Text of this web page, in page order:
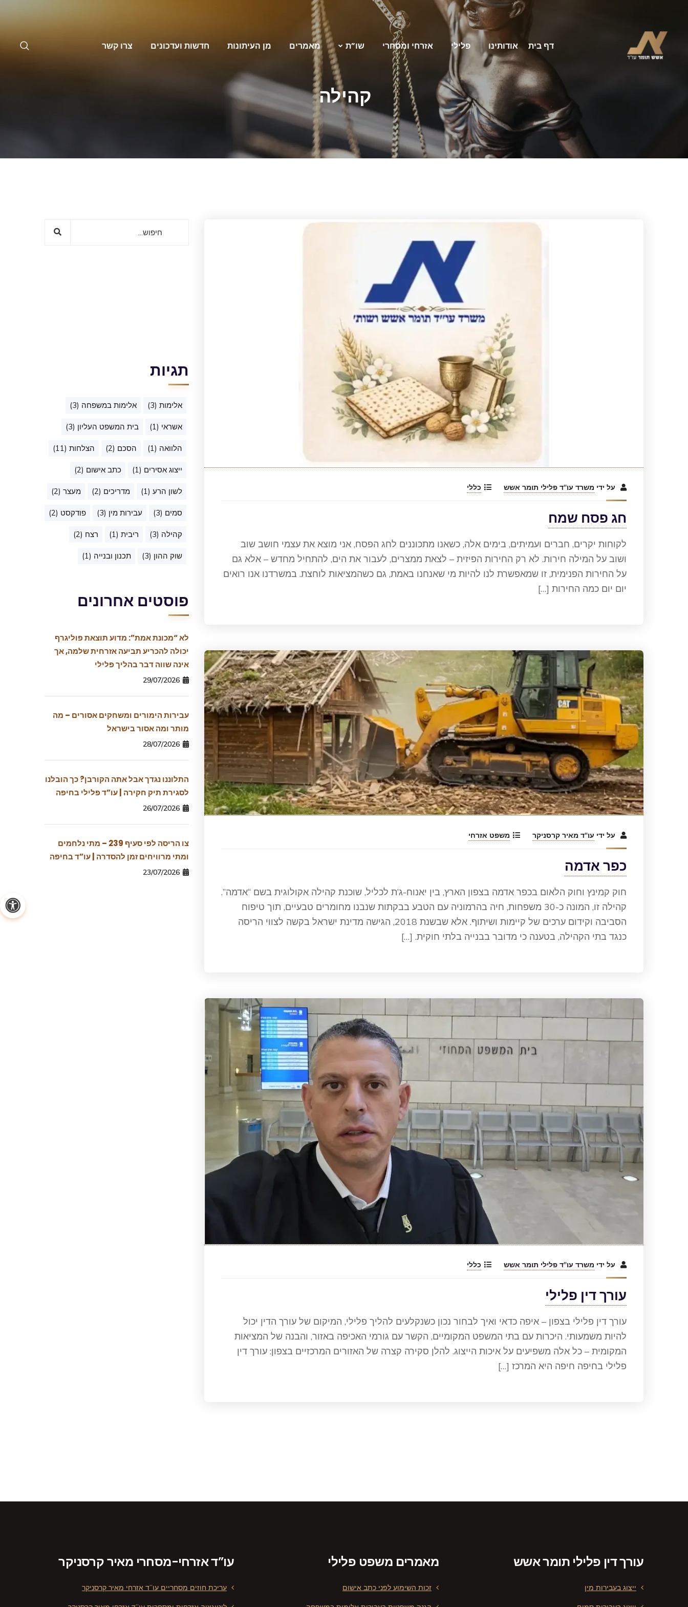
דף בית אודותינו פלילי אזרחי ומסחרי שו”ת מאמרים מן העיתונות חדשות ועדכונים צרו קשר
קהילה
על ידי משרד עו"ד פלילי תומר אשש כללי
חג פסח שמח
לקוחות יקרים, חברים ועמיתים, בימים אלה, כשאנו מתכוננים לחג הפסח, אני מוצא את עצמי חושב שוב
ושוב על המילה חירות. לא רק החירות הפיזית – לצאת ממצרים, לעבור את הים, להתחיל מחדש – אלא גם
על החירות הפנימית, זו שמאפשרת לנו להיות מי שאנחנו באמת, גם כשהמציאות לוחצת. במשרדנו אנו רואים
יום יום כמה החירות […]
על ידי עו"ד מאיר קרסניקר משפט אזרחי
כפר אדמה
חוק קמינץ וחוק הלאום בכפר אדמה בצפון הארץ, בין יאנוח-ג’ת לכליל, שוכנת קהילה אקולוגית בשם “אדמה”.
קהילה זו, המונה כ-30 משפחות, חיה בהרמוניה עם הטבע בבקתות שנבנו מחומרים טבעיים, תוך טיפוח
הסביבה וקידום ערכים של קיימות ושיתוף. אלא שבשנת 2018, הגישה מדינת ישראל בקשה לצווי הריסה
כנגד בתי הקהילה, בטענה כי מדובר בבנייה בלתי חוקית. […]
על ידי משרד עו"ד פלילי תומר אשש כללי
עורך דין פלילי
עורך דין פלילי בצפון – איפה כדאי ואיך לבחור נכון כשנקלעים להליך פלילי, המיקום של עורך הדין יכול
להיות משמעותי. היכרות עם בתי המשפט המקומיים, הקשר עם גורמי האכיפה באזור, והבנה של המציאות
המקומית – כל אלה משפיעים על איכות הייצוג. להלן סקירה קצרה של האזורים המרכזיים בצפון: עורך דין
פלילי בחיפה חיפה היא המרכז […]
תגיות
אלימות (3) אלימות במשפחה (3)
אשראי (1) בית המשפט העליון (3)
הלוואה (1) הסכם (2) הצלחות (11)
ייצוג אסירים (1) כתב אישום (2)
לשון הרע (1) מדריכים (2) מעצר (2)
סמים (3) עבירות מין (3) פודקסט (2)
קהילה (3) ריבית (1) רצח (2)
שוק ההון (3) תכנון ובנייה (1)
פוסטים אחרונים
לא “מכונת אמת”: מדוע תוצאת פוליגרף
יכולה להכריע תביעה אזרחית שלמה, אך
אינה שווה דבר בהליך פלילי
29/07/2026
עבירות הימורים ומשחקים אסורים – מה
מותר ומה אסור בישראל
28/07/2026
התלוננו נגדך אבל אתה הקורבן? כך הובלנו
לסגירת תיק חקירה | עו”ד פלילי בחיפה
26/07/2026
צו הריסה לפי סעיף 239 – מתי נלחמים
ומתי מרוויחים זמן להסדרה | עו”ד בחיפה
23/07/2026
עורך דין פלילי תומר אשש
ייצוג בעבירות מין
מאמרים משפט פלילי
זכות השימוע לפני כתב אישום
עו”ד אזרחי-מסחרי מאיר קרסניקר
עריכת חוזים מסחריים עו”ד אזרחי מאיר קרסניקר